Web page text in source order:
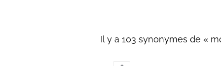
Il y a 103 synonymes de «